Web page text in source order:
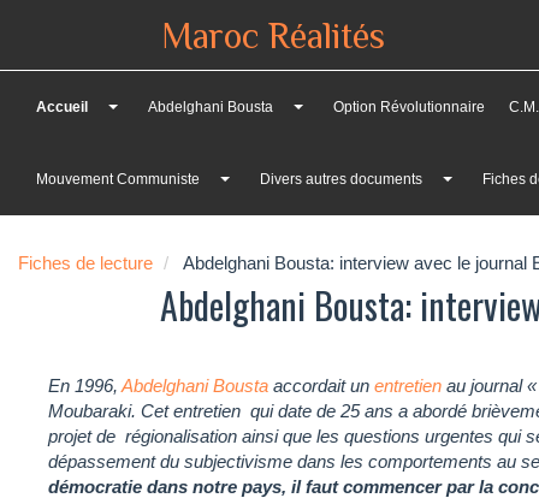
Maroc Réalités
Accueil Abdelghani Bousta Option Révolutionnaire
Mouvement Communiste Divers autres documents Fiches
Fiches de lecture Abdelghani Bousta: interview avec le journal
Abdelghani Bousta:
En 1996, Abdelghani Bousta accordait un entretien au journal «
Moubaraki. Cet entretien qui date de 25 ans a abordé
projet de régionalisation ainsi que les questions urgentes qui
dépassement du subjectivisme dans les comportements au
démocratie dans notre pays, il faut commencer par la